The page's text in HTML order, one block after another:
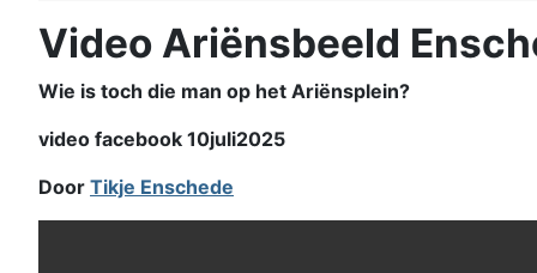
Video Ariënsbeeld
Wie is toch die man op het Ariënsplein?
video facebook 10juli2025
Door Tikje Enschede